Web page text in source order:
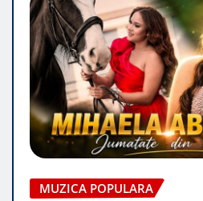
MUZICA POPULARA